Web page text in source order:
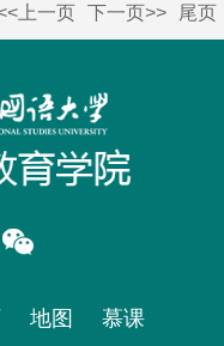
上一页 下一页>> 尾页
地图
慕课